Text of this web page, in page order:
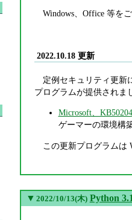
Windows、Office 等を
2022.10.18 更新
定例セキュリティ更新
プログラムが提供されま
Microsoft、
ゲーマーの環境構
この更新プログラムは
▼ 2022/10/13(木) Python